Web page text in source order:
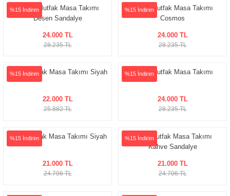
%15 İndirim
Boyka Mutfak Masa Takımı
Desen Sandalye
24.000 TL
28.235 TL
%15 İndirim
Kayla Mutfak Masa Takımı
Cosmos
24.000 TL
28.235 TL
%15 İndirim
Kayla Mutfak Masa Takımı Siyah
22.000 TL
25.882 TL
%15 İndirim
Kayla Mutfak Masa Takımı
24.000 TL
28.235 TL
%15 İndirim
Sofia Mutfak Masa Takımı Siyah
21.000 TL
24.706 TL
%15 İndirim
Sofia Mutfak Masa Takımı
Kahve Sandalye
21.000 TL
24.706 TL